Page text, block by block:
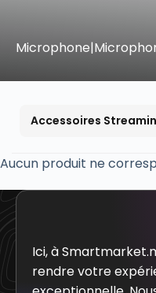
Accessoires
Aucun produit ne
Ici, à
rendre votre